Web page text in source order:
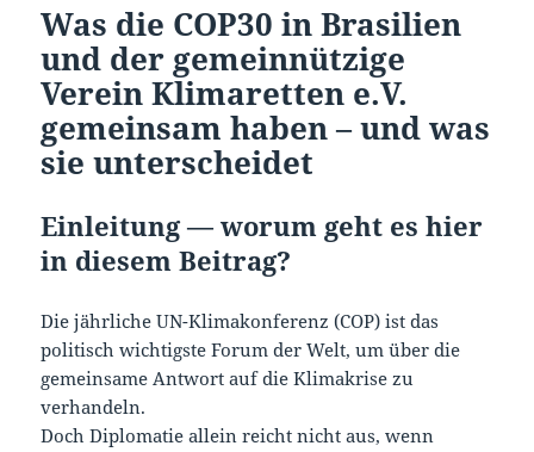
Was die COP30 in Brasilien
und der gemeinnützige
Verein Klimaretten e.V.
gemeinsam haben – und was
sie unterscheidet
Einleitung — worum geht es hier
in diesem Beitrag?
Die jährliche UN-Klimakonferenz (COP) ist das
politisch wichtigste Forum der Welt, um über die
gemeinsame Antwort auf die Klimakrise zu
verhandeln.
Doch Diplomatie allein reicht nicht aus, wenn